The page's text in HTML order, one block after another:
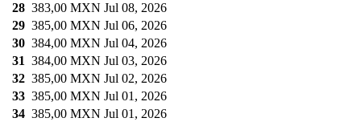
28 383,00 MXN Jul 08, 2026
29 385,00 MXN Jul 06, 2026
30 384,00 MXN Jul 04, 2026
31 384,00 MXN Jul 03, 2026
32 385,00 MXN Jul 02, 2026
33 385,00 MXN Jul 01, 2026
34 385,00 MXN Jul 01, 2026